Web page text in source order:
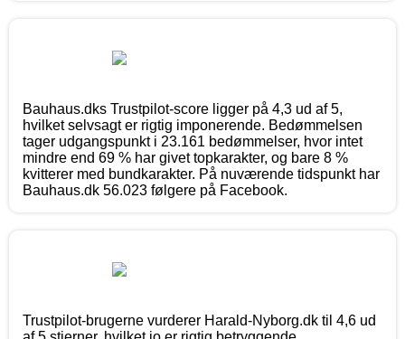
Bauhaus.dks Trustpilot-score ligger på 4,3 ud af 5,
hvilket selvsagt er rigtig imponerende. Bedømmelsen
tager udgangspunkt i 23.161 bedømmelser, hvor intet
mindre end 69 % har givet topkarakter, og bare 8 %
kvitterer med bundkarakter. På nuværende tidspunkt har
Bauhaus.dk 56.023 følgere på Facebook.
Trustpilot-brugerne vurderer Harald-Nyborg.dk til 4,6 ud